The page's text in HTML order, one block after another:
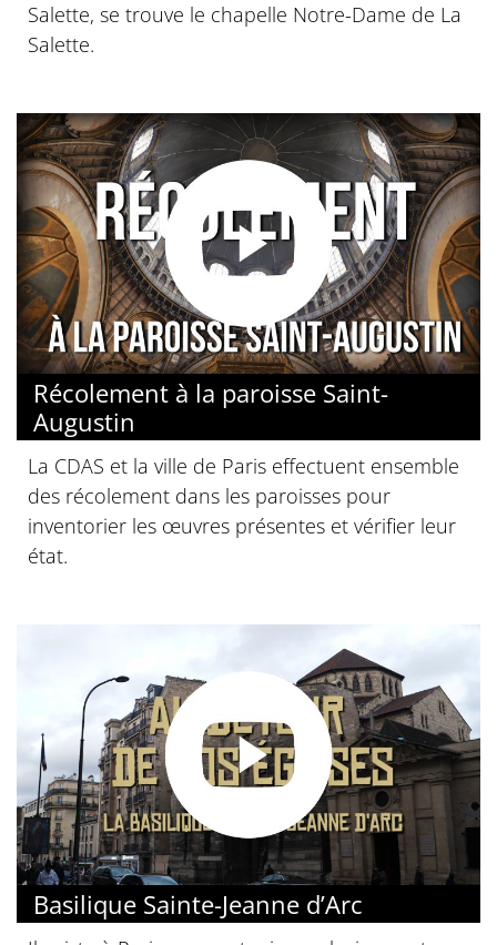
Salette, se trouve le chapelle Notre-Dame de La
Salette.
Récolement à la paroisse Saint-
Augustin
La CDAS et la ville de Paris effectuent ensemble
des récolement dans les paroisses pour
inventorier les œuvres présentes et vérifier leur
état.
Basilique Sainte-Jeanne d’Arc